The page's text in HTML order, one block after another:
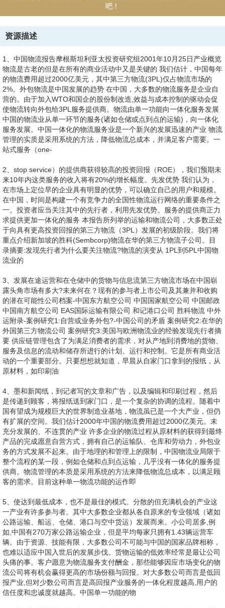
吧！
资源描述
1、中国物流报告摩根斯坦利亚太投资研究组2001年10月25日产业概览
物流是古老的但是在所有的商业活动中又是关键的 我们估计，中国每年
的物流费用超过2000亿美元，其中第三方物流(3PL)仅占物流市场的
2%。外包物流是中国发展的趋势 在中国，大多数的物流服务是企业自
营的。由于加入WTO和国企的股份制改造,效益与成本控制的驱动会促
使物流转向外包给3PL服务提供商。物流由单一功能向一体化服务发展
中国的物流业从单一环节的服务(诸如仓储或点到点的运输)，向一体化
服务发展。中国一体化的物流服务业是一个新兴的发展迅速的产业 物流
管理的实质是采用系统的方法，降低物流总成本，并满足客户需要。一
站式服务（one-
2、stop service）的提供商获得较高的投资回报（ROE），我们预期未
来10年内这类服务的收入将有20%的增长幅度。先发优势 我们认为，
在市场上定位早的企业具有明显的优势，可以确立自己的用户和规模。
在中国，时间是构建一个有竞争力的全国性物流运行网络的重要条件之
一。投资者应当关注其中的先行者，利用先发优势。服务的提供商正力
求提供更加一体化的服务 本报告所列举的运输和物流公司，大多数正处
于向具有更高投资回报的第三方物流（3PL）发展的初级阶段。我们将
重点介绍新加坡的胜科(Sembcorp)物流在华的第三方物流子公司。目
录摘要:发现先行者为什么要关注物流?物流的演变从 1PL到5PL中国物
流业的
3、发展在途运营和在仓储中的货物与信息流第三方物流市场在中国崭
露头角市场有多大?未来何在？现有的参与者上市公司及其兼并和收购
的潜在可能性公司档案-中国东方航空公司 中国国家航空公司 中国邮政
中国南方航空公司 EAS国际运输有限公司 和记港口公司 胜科物流 中外
运附录-案例研究1:自营或业务外包?-中国公司的矛盾 案例研究2:在华的
外国第三方物流公司 案例研究3:美国与欧洲物流业的经验发现先行者摘
要 供应链管理包含了为满足消费者的需求，对从产地到消费地的货物、
服务及信息的流动和储存所进行的计划、运行和控制。它是所有商业活
动的一个重要部分。只要想想就知道，早晨从自家门口拿到的报纸，从
原材料，如印刷油
4、墨和新闻纸，到记者写的文章和广告，以及编辑和印刷过程，然后
是传递到顾客，将报纸送到家门口，是一个复杂的协调的流程。随着中
国有望成为规模巨大的世界制造业基地，物流虽已是一个大产业，但仍
有扩展的空间。我们估计2000年中国的物流费用超过2000亿美元。未
充分发展的、不连贯的产业 许多企业的物流过程从原材料的获得到最终
产品的完成愿意自营方式，拥有自己的运输队、仓库和劳动力，外包业
务的方式发展不起来。由于地理的和管理上的限制，中国物流业局限于
整个流程的某一段，例如仓储和点到点运输，几乎没有一体化的服务提
供商。物流管理的本质是采用系统的方法来降低物流总成本，以满足顾
客的需求。目前这种单一物流功能的运作即
5、使达到最低成本，也不是最佳的模式。分散的但充满机会的产业这
一产业有许多参与者。其中大多数企业都从各自原来的专业领域（诸如
公路运输、船运、仓储、港口与空中货运）发展而来。小公司居多,例
如,中国有270万家公路运输企业，但是平均每家只拥有1.43辆运营车
辆。由于资源、技能有限，大多数公司不可能与中国的国家品牌相称，
也难以适应中国入世后的发展步伐。货物运输的低效率经常是最让公司
头痛的事。客户愿意为物流服务支付酬金，那些能够因应市场变化的物
流公司将有机会赢得更高的市场份额与回报。对大多数公司而言是低回
报产业,但对少数公司而言是高回报产业服务的一体化程度越高,用户的
信任度和忠诚度就越高。中国单一功能的物